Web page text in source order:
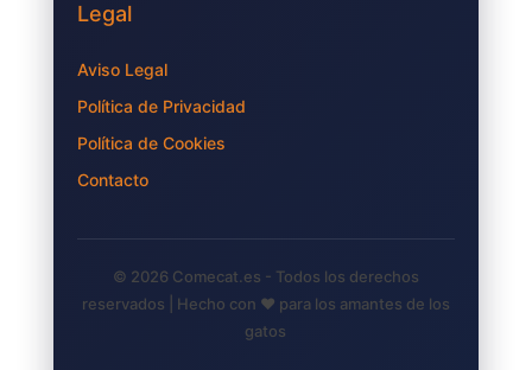
Legal
Aviso Legal
Política de Privacidad
Política de Cookies
Contacto
© 2026 Comecat.es - Todos los derechos
reservados | Hecho con ❤️ para los amantes de los
gatos